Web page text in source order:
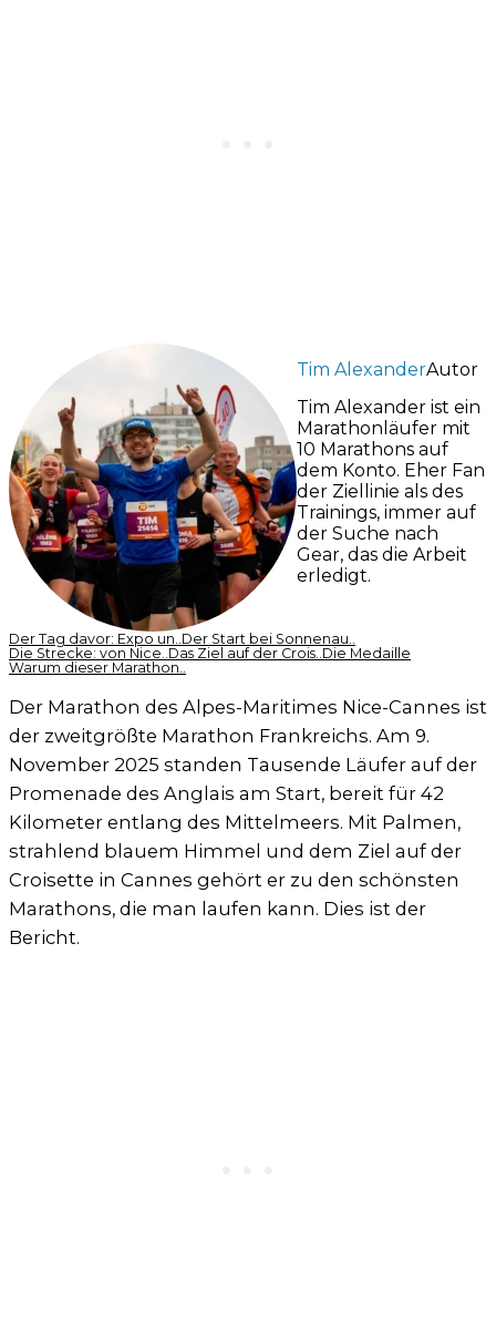
Tim AlexanderAutor
Tim Alexander ist ein
Marathonläufer mit
10 Marathons auf
dem Konto. Eher Fan
der Ziellinie als des
Trainings, immer auf
der Suche nach
Gear, das die Arbeit
erledigt.
Der Tag davor: Expo un.. Der Start bei Sonnenau..
Die Strecke: von Nice.. Das Ziel auf der Crois.. Die Medaille
Warum dieser Marathon..
Der Marathon des Alpes-Maritimes Nice-Cannes ist
der zweitgrößte Marathon Frankreichs. Am 9.
November 2025 standen Tausende Läufer auf der
Promenade des Anglais am Start, bereit für 42
Kilometer entlang des Mittelmeers. Mit Palmen,
strahlend blauem Himmel und dem Ziel auf der
Croisette in Cannes gehört er zu den schönsten
Marathons, die man laufen kann. Dies ist der
Bericht.